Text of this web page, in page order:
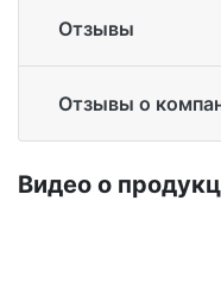
Отзывы
Отзывы о
Ви­део о